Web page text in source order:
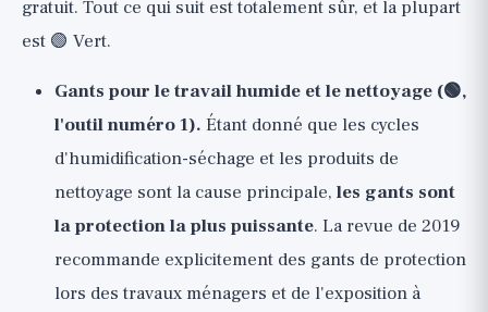
gratuit. Tout ce qui suit est totalement sûr, et la plupart
est 🟢 Vert.
Gants pour le travail humide et le nettoyage (🟢,
l'outil numéro 1). Étant donné que les cycles
d'humidification-séchage et les produits de
nettoyage sont la cause principale, les gants sont
la protection la plus puissante. La revue de 2019
recommande explicitement des gants de protection
lors des travaux ménagers et de l'exposition à